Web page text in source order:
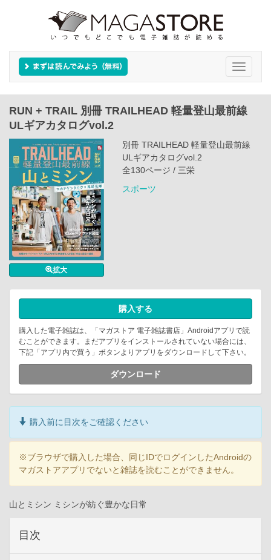
Toggle
RUN + TRAIL 別冊 TRAILHEAD 軽量登山最前線
ULギアカタログvol.2
拡大
別冊 TRAILHEAD 軽量登山最前線
ULギアカタログvol.2
全130ページ / 三栄
スポーツ
購入する
購入した電子雑誌は、「マガストア 電子雑誌書店」Androidアプリで読
むことができます。まだアプリをインストールされていない場合には、
下記「アプリ内で買う」ボタンよりアプリをダウンロードして下さい。
ダウンロード
購入前に目次をご確認ください
※ブラウザで購入した場合、同じIDでログインしたAndroidの
マガストアアプリでないと雑誌を読むことができません。
山とミシン ミシンが紡ぐ豊かな日常
目次